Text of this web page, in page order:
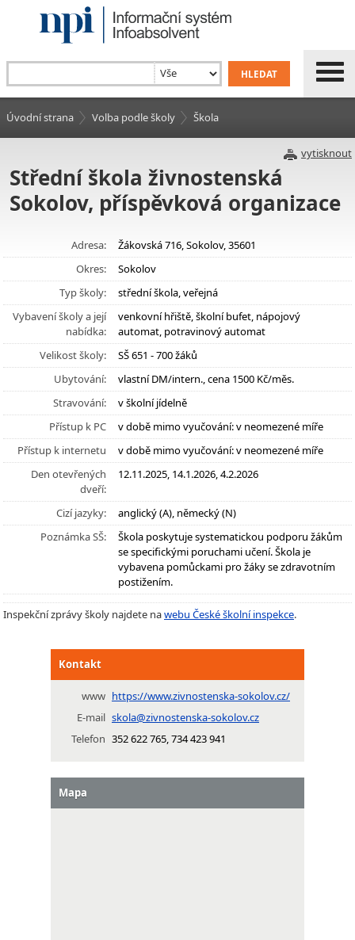
Úvodní strana Volba podle školy Škola
vytisknout
Střední škola živnostenská
Sokolov, příspěvková organizace
Adresa:
Žákovská 716, Sokolov, 35601
Okres:
Sokolov
Typ školy:
střední škola, veřejná
Vybavení školy a její
nabídka:
venkovní hřiště, školní bufet, nápojový
automat, potravinový automat
Velikost školy:
SŠ 651 - 700 žáků
Ubytování:
vlastní DM/intern., cena 1500 Kč/měs.
Stravování:
v školní jídelně
Přístup k PC
v době mimo vyučování: v neomezené míře
Přístup k internetu
v době mimo vyučování: v neomezené míře
Den otevřených
dveří:
12.11.2025, 14.1.2026, 4.2.2026
Cizí jazyky:
anglický (A), německý (N)
Poznámka SŠ:
Škola poskytuje systematickou podporu žákům
se specifickými poruchami učení. Škola je
vybavena pomůckami pro žáky se zdravotním
postižením.
Inspekční zprávy školy najdete nawebu České školní inspekce.
Kontakt
www https://www.zivnostenska-sokolov.cz/
E-mail skola@zivnostenska-sokolov.cz
Telefon 352 622 765, 734 423 941
Mapa